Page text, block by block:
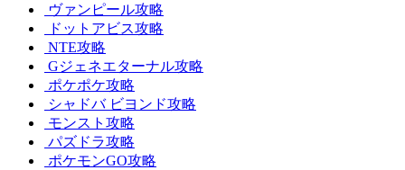
ヴァンピール攻略
ドットアビス攻略
NTE攻略
Gジェネエターナル攻略
ポケポケ攻略
シャドバ ビヨンド攻略
モンスト攻略
パズドラ攻略
ポケモンGO攻略